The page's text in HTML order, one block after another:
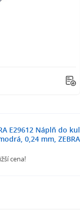
E29612 Náplň do
0,24 mm,
cena!